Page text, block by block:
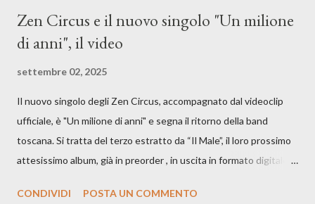
Zen Circus e il nuovo singolo "Un milione
di anni", il video
settembre 02, 2025
Il nuovo singolo degli Zen Circus, accompagnato dal videoclip
ufficiale, è "Un milione di anni" e segna il ritorno della band
toscana. Si tratta del terzo estratto da “Il Male”, il loro prossimo
attesissimo album, già in preorder , in uscita in formato digitale il
Records. GUARDA IL VIDEO: CREDITI Produced by A71
CONDIVIDI POSTA UN COMMENTO